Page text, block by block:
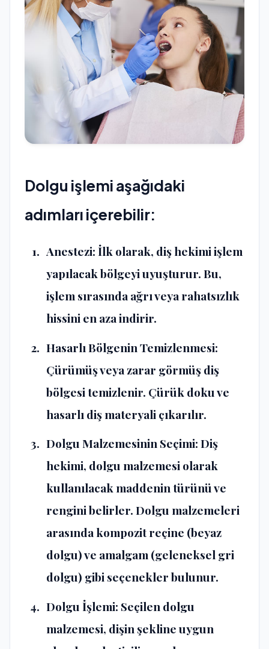
Dolgu işlemi aşağıdaki
adımları içerebilir:
Anestezi: İlk olarak, diş hekimi işlem
yapılacak bölgeyi uyuşturur. Bu,
işlem sırasında ağrı veya rahatsızlık
hissini en aza indirir.
Hasarlı Bölgenin Temizlenmesi:
Çürümüş veya zarar görmüş diş
bölgesi temizlenir. Çürük doku ve
hasarlı diş materyali çıkarılır.
Dolgu Malzemesinin Seçimi: Diş
hekimi, dolgu malzemesi olarak
kullanılacak maddenin türünü ve
rengini belirler. Dolgu malzemeleri
arasında kompozit reçine (beyaz
dolgu) ve amalgam (geleneksel gri
dolgu) gibi seçenekler bulunur.
Dolgu İşlemi: Seçilen dolgu
malzemesi, dişin şekline uygun